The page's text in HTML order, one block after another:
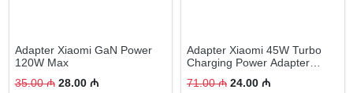
Adapter Xiaomi GaN Power
120W Max
35.00 ₼ 28.00 ₼
Adapter Xiaomi 45W Turbo
Charging Power Adapter
71.00 ₼ 24.00 ₼